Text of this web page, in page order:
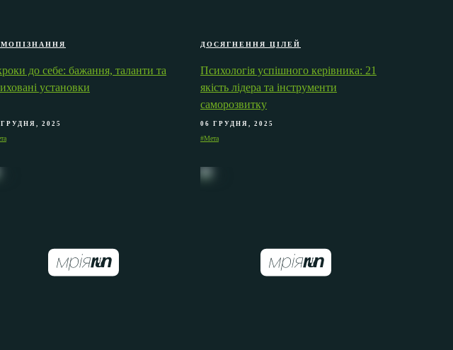
до себе: бажання, таланти та
установки
ГРУДНЯ, 2025
ДОСЯГНЕННЯ ЦІЛЕЙ
Психологія успішного керівника: 21
якість лідера та інструменти
саморозвитку
06 ГРУДНЯ, 2025
#Мета